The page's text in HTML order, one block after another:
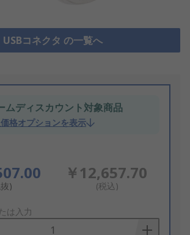
USBコネクタ の一覧へ
ムディスカウント対象商品
格オプションを表示
)
￥12,657.70
(税込)
は入力